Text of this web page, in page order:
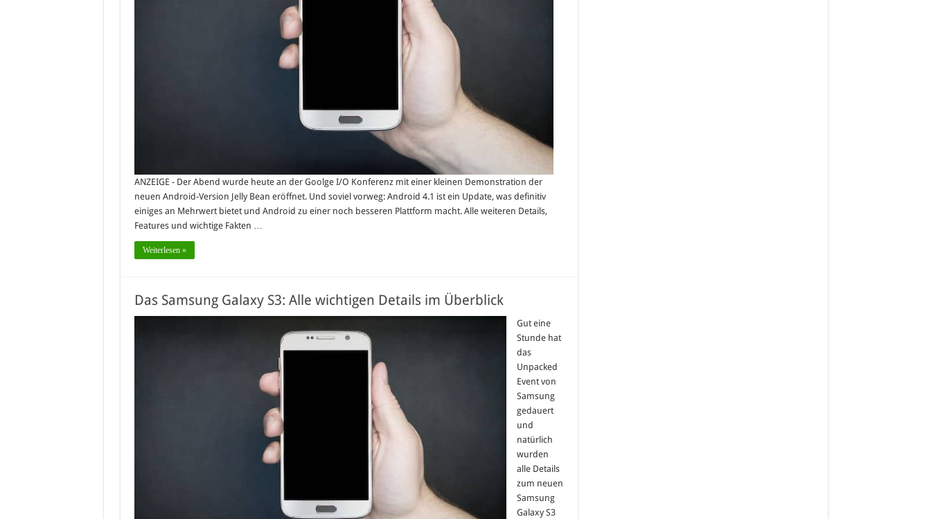
ANZEIGE - Der Abend wurde heute an der Goolge I/O Konferenz mit einer kleinen Demonstration der
neuen Android-Version Jelly Bean eröffnet. Und soviel vorweg: Android 4.1 ist ein Update, was definitiv
einiges an Mehrwert bietet und Android zu einer noch besseren Plattform macht. Alle weiteren Details,
Features und wichtige Fakten …
Weiterlesen »
Das Samsung Galaxy S3: Alle wichtigen Details im Überblick
Gut eine
Stunde hat
das
Unpacked
Event von
Samsung
gedauert
und
natürlich
wurden
alle Details
zum neuen
Samsung
Galaxy S3